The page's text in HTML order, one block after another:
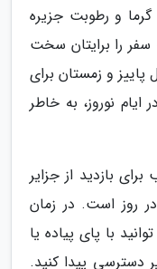
و رطوبت جزیره
را برایتان سخت
و زمستان برای
نوروز، به خاطر
بازدید از جزایر
به 4 الی 6 ساعت در روز است. در زمان
با پای پیاده یا
پیدا کنید.